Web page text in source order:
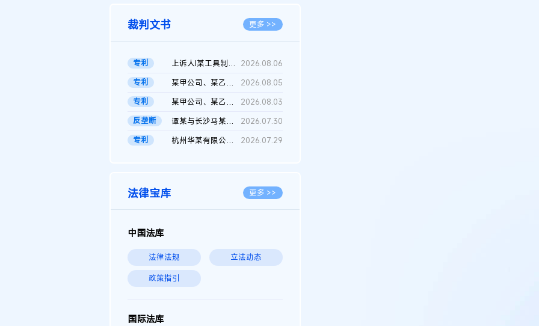
裁判文书 更多 >>
专利 上诉人I某工具制品有限公司与被上诉人程某及一审被告中华人民共和...
2026.08.06
专利
某甲公司、某乙公司、某丙公司申请诉前行为保全复议裁定书
2026.08.05
专利
某甲公司、某乙公司、官某与某丙公司专利申请权权属纠纷 二审判决...
2026.08.03
反垄断
谭某与长沙马某堆农产品股份有限公司滥用市场支配地位纠纷二审裁...
2026.07.30
专利
杭州华某有限公司与菲某有限公司侵害发明专利权纠纷 2026.07.29
法律宝库 更多 >>
中国法库
法律法规 立法动态
政策指引
国际法库